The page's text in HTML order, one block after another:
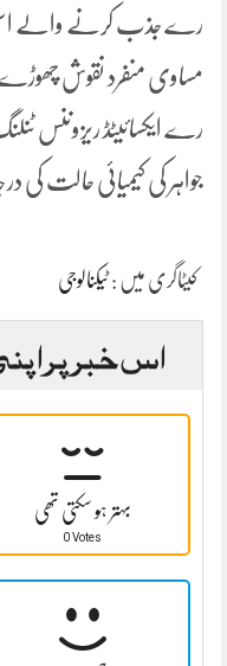
رے جذب کرنے والے
مساوی منفرد نقوش
جواہر کی کیمیائی حالت کی
کیٹاگری میں :ٹیکنالوجی
اس خبر پر
بہتر ہو سکتی تھی
0 Votes